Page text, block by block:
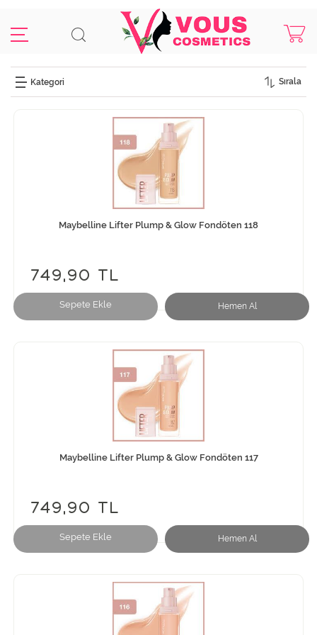
Sırala
Sepete Ekle Hemen Al
Maybelline Lifter Plump & Glow Fondöten 118
749,90 TL
Sepete Ekle Hemen Al
Maybelline Lifter Plump & Glow Fondöten 117
749,90 TL